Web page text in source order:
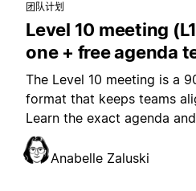
团队计划
Level 10 meeting
one + free agenda
The Level 10 meeting is a
format that keeps teams
Learn the exact agenda
Anabelle Zaluski